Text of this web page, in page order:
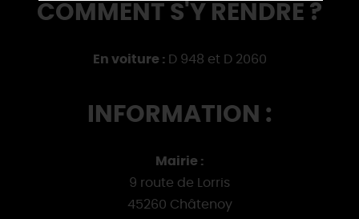
COMMENT S'Y RENDRE ?
En voiture : D 948 et D 2060
INFORMATION :
Mairie :
9 route de Lorris
45260 Châtenoy